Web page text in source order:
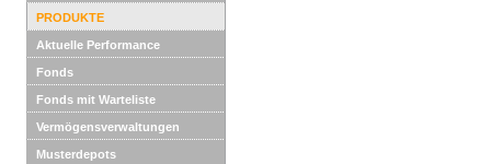
PRODUKTE
Aktuelle Performance
Fonds
Fonds mit Warteliste
Vermögensverwaltungen
Musterdepots